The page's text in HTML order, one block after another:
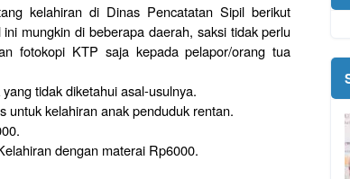
kelahiran di Dinas Pencatatan Sipil berikut
mungkin di beberapa daerah, saksi tidak perlu
fotokopi KTP saja kepada pelapor/orang tua
tidak diketahui asal-usulnya.
untuk kelahiran anak penduduk rentan.
dengan materai Rp6000.